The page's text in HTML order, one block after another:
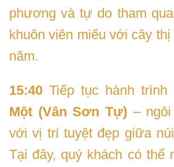
phương và tự do tham
khuôn viên miếu với cây
năm.
15:40 Tiếp tục hành trình
Một (Vân Sơn Tự)– ngôi
với vị trí tuyệt đẹp giữa
Tại đây, quý khách có thể